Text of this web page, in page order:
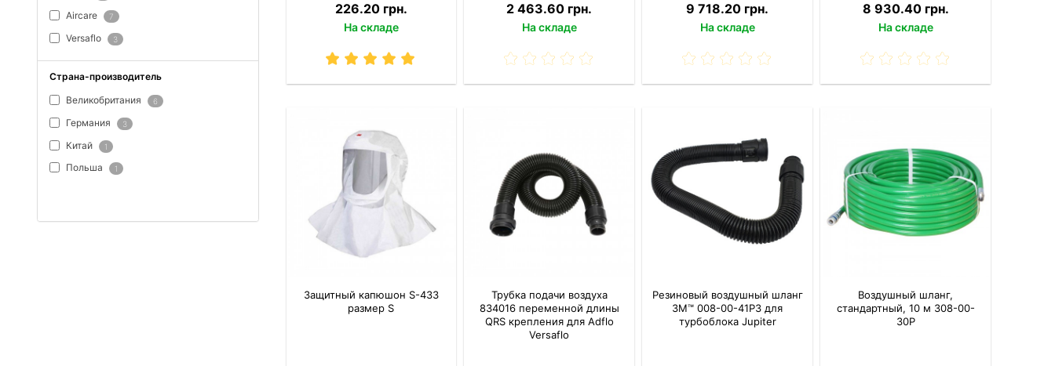
Aircare 7
Versaflo 3
Страна-производитель
Великобритания 6
Германия 3
Китай 1
Польша 1
226.20 грн.
На складе
2 463.60 грн.
На складе
9 718.20 грн.
На складе
8 930.40 грн.
На складе
Защитный капюшон S-433
размер S
Трубка подачи воздуха
834016 переменной длины
QRS крепления для Adflo
Versaflo
Резиновый воздушный шланг
3M™ 008-00-41P3 для
турбоблока Jupiter
Воздушный шланг,
стандартный, 10 м 308-00-
30P